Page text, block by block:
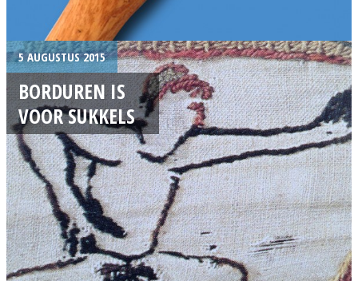
5 AUGUSTUS 2015
BORDUREN IS
VOOR SUKKELS